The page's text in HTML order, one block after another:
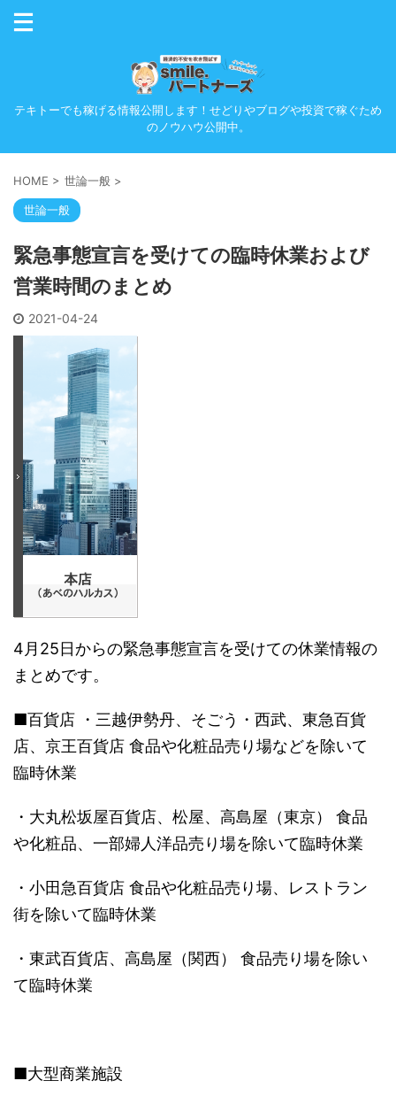
テキトーでも稼げる情報公開します！せどりやブログや投資で稼ぐため
のノウハウ公開中。
HOME > 世論一般 >
世論一般
緊急事態宣言を受けての臨時休業および
営業時間のまとめ
2021-04-24
4月25日からの緊急事態宣言を受けての休業情報の
まとめです。
■百貨店 ・三越伊勢丹、そごう・西武、東急百貨
店、京王百貨店 食品や化粧品売り場などを除いて
臨時休業
・大丸松坂屋百貨店、松屋、高島屋（東京） 食品
や化粧品、一部婦人洋品売り場を除いて臨時休業
・小田急百貨店 食品や化粧品売り場、レストラン
街を除いて臨時休業
・東武百貨店、高島屋（関西） 食品売り場を除い
て臨時休業
■大型商業施設